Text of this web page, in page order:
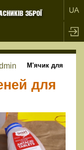
для
М'ячик для